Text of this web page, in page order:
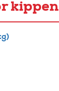
kippen